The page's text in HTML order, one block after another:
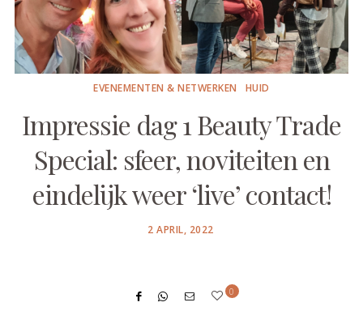
EVENEMENTEN & NETWERKEN HUID
Impressie dag 1 Beauty Trade
Special: sfeer, noviteiten en
eindelijk weer ‘live’ contact!
POSTED
2 APRIL, 2022
0